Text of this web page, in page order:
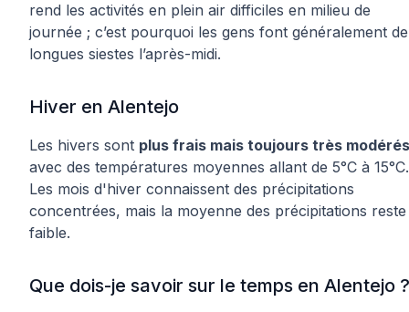
rend les activités en plein air difficiles en milieu de
journée ; c’est pourquoi les gens font généralement de
longues siestes l’après-midi.
Hiver en Alentejo
Les hivers sont plus frais mais toujours très modérés
avec des températures moyennes allant de 5°C à 15°C.
Les mois d'hiver connaissent des précipitations
concentrées, mais la moyenne des précipitations reste
faible.
Que dois-je savoir sur le temps en Alentejo ?